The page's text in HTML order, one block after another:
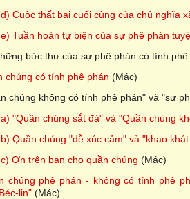
đ) Cuộc thất bại cuối cùng của chủ nghĩa
e) Tuần hoàn tự biện của sự phê phán
bức thư của sự phê phán có tính phê
chúng có tính phê phán (Mác)
chúng không có tính phê phán" và "sự
a) "Quần chúng sắt đá" và "Quần chúng
b) Quần chúng "dễ xúc cảm" và "khao
c) Ơn trên ban cho quần chúng (Mác)
chúng phê phán - không có tính phê
lin" (Mác)